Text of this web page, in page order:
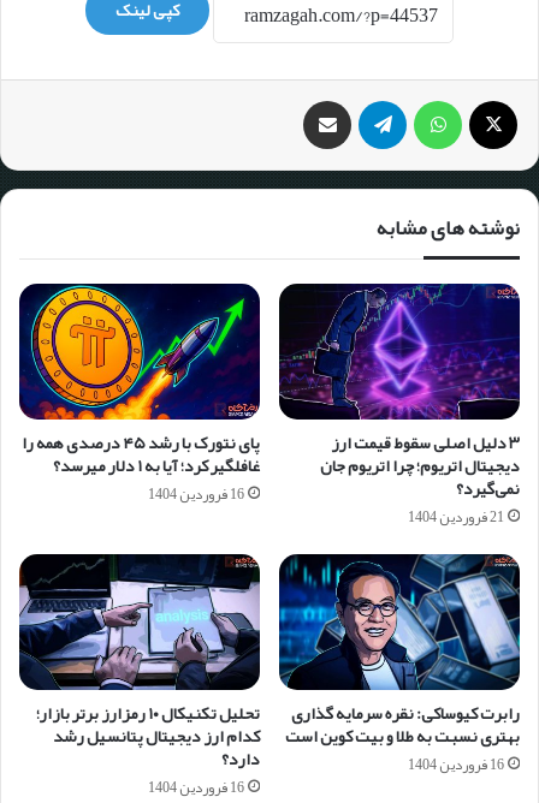
کپی لینک
نوشته های مشابه
۳ دلیل اصلی سقوط قیمت ارز
دیجیتال اتریوم؛ چرا اتریوم جان
نمی‌گیرد؟
21 فروردین 1404
پای نتورک با رشد ۴۵ درصدی همه را
غافلگیر کرد؛ آیا به ۱ دلار می‎رسد؟
16 فروردین 1404
رابرت کیوساکی: نقره سرمایه گذاری
بهتری نسبت به طلا و بیت کوین است
16 فروردین 1404
تحلیل تکنیکال ۱۰ رمزارز برتر بازار؛
کدام ارز دیجیتال پتانسیل رشد
دارد؟
16 فروردین 1404